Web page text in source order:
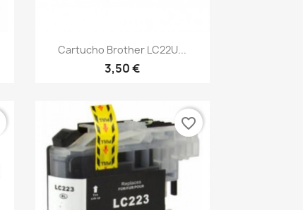
Vista rápida
Cartucho Brother LC22U...
3,50 €
favorite_border